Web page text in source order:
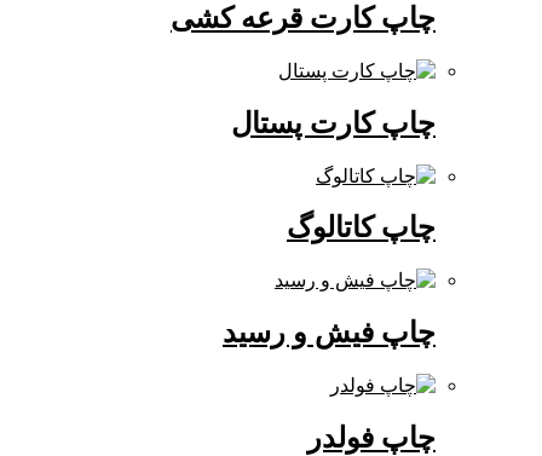
چاپ کارت قرعه کشی
چاپ کارت پستال
چاپ کاتالوگ
چاپ فیش و رسید
چاپ فولدر